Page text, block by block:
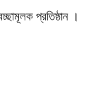
প্রতিষ্ঠান ।